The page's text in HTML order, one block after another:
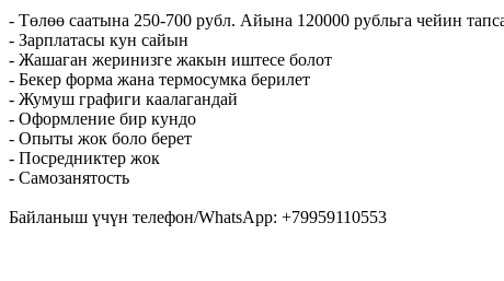
- Төлөө саатына 250-700 рубл. Айына 120000 рубльга чейин
- Зарплатасы кун сайын
- Жашаган жеринизге жакын иштесе болот
- Бекер форма жана термосумка берилет
- Жумуш графиги каалагандай
- Оформление бир кундо
- Опыты жок боло берет
- Посредниктер жок
- Самозанятость
Байланыш үчүн телефон/WhatsApp: +79959110553